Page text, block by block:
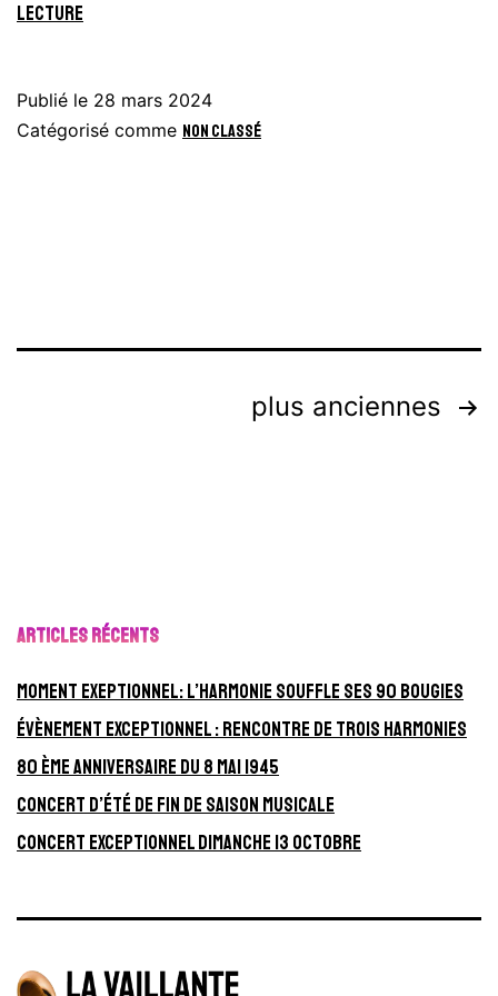
lecture
Biache
Saint
Publié le 28 mars 2024
Catégorisé comme Non classé
plus anciennes
Articles récents
Moment exeptionnel: L’harmonie souffle ses 90 bougies
Évènement exceptionnel : Rencontre de Trois Harmonies
80 ème anniversaire du 8 mai 1945
Concert d’été de fin de saison musicale
CONCERT EXCEPTIONNEL Dimanche 13 octobre